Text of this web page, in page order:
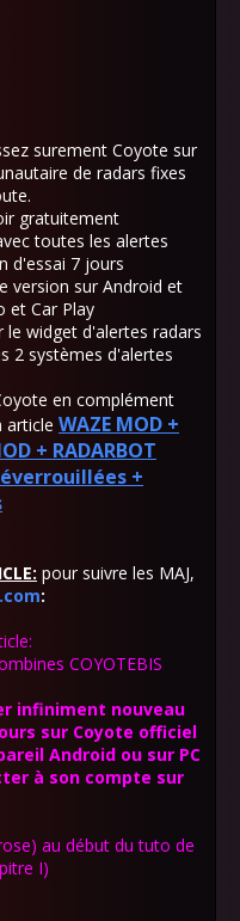
surement Coyote sur
de radars fixes
gratuitement
toutes les alertes
d'essai 7 jours
version sur Android et
et Car Play
le widget d'alertes radars
2 systèmes d'alertes
en complément
article WAZE MOD +
+ RADARBOT
+
pour suivre les MAJ,
:
COYOTEBIS
infiniment nouveau
sur Coyote officiel
Android ou sur PC
à son compte sur
au début du tuto de
I)